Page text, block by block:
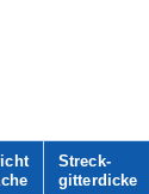
Streck-
gitterdicke